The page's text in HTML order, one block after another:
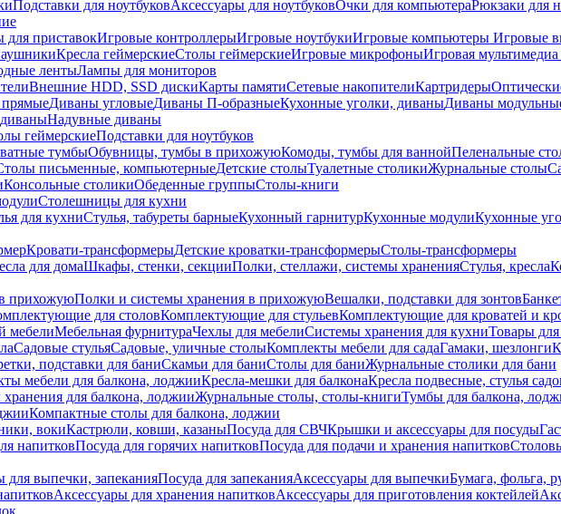
Подставки для ноутбуковАксессуары для ноутбуковОчки для компьютераРюкзаки для
для приставокИгровые контроллерыИгровые ноутбукиИгровые компьютеры Игровые
Кресла геймерскиеСтолы геймерскиеИгровые микрофоныИгровая мультимедиа
лентыЛампы для мониторов
Внешние HDD, SSD дискиКарты памятиСетевые накопителиКартридеры
Диваны угловыеДиваны П-образныеКухонные уголки, диваныДиваны
Надувные диваны
геймерскиеПодставки для ноутбуков
тумбыОбувницы, тумбы в прихожуюКомоды, тумбы для ваннойПеленальные
письменные, компьютерныеДетские столыТуалетные столикиЖурнальные столы
Консольные столикиОбеденные группыСтолы-книги
Столешницы для кухни
для кухниСтулья, табуреты барныеКухонный гарнитурКухонные модулиКухонные
Кровати-трансформерыДетские кроватки-трансформерыСтолы-трансформеры
для домаШкафы, стенки, секцииПолки, стеллажи, системы храненияСтулья, кресла
прихожуюПолки и системы хранения в прихожуюВешалки, подставки для зонтов
для столовКомплектующие для стульевКомплектующие для кроватей и
мебелиМебельная фурнитураЧехлы для мебелиСистемы хранения для кухниТовары для
Садовые стульяСадовые, уличные столыКомплекты мебели для садаГамаки, шезлонги
подставки для баниСкамьи для баниСтолы для баниЖурнальные столики для бани
мебели для балкона, лоджииКресла-мешки для балконаКресла подвесные, стулья
для балкона, лоджииЖурнальные столы, столы-книгиТумбы для балкона,
Компактные столы для балкона, лоджии
вокиКастрюли, ковши, казаныПосуда для СВЧКрышки и аксессуары для посуды
напитковПосуда для горячих напитковПосуда для подачи и хранения напитков
выпечки, запеканияПосуда для запеканияАксессуары для выпечкиБумага, фольга,
Аксессуары для хранения напитковАксессуары для приготовления коктейлей